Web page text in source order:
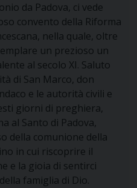
da Padova, ci vede
convento della Riforma
nella quale, oltre
un prezioso un
al secolo XI. Saluto
di San Marco, don
e le autorità civili e
giorni di preghiera,
al Santo di Padova,
della comunione della
in cui riscoprire il
e la gioia di sentirci
famiglia di Dio.